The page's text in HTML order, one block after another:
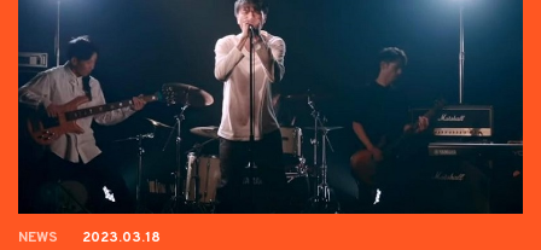
NEWS 2023.03.18